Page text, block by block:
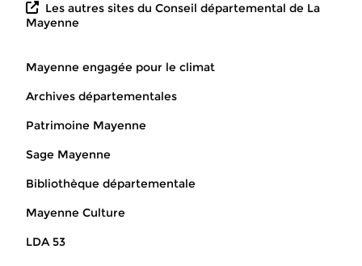
Les autres sites du Conseil départemental de La
Mayenne
Mayenne engagée pour le climat
Archives départementales
Patrimoine Mayenne
Sage Mayenne
Bibliothèque départementale
Mayenne Culture
LDA 53